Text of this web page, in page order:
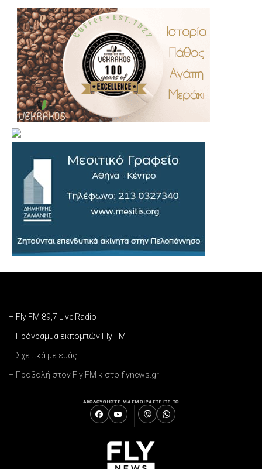
– Fly FM 89,7 Live Radio
– Πρόγραμμα εκπομπών Fly FM
– Σχετικά με εμάς
– Προβολή στον Fly FM κ στο flynews.gr
ΑΚΟΛΟΥΘΗΣΤΕ ΜΑΣΜΟΙΡΑΣΤΕΙΤΕ ΤΟ